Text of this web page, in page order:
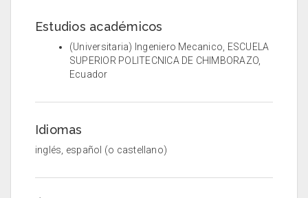
Estudios académicos
(Universitaria) Ingeniero Mecanico, ESCUELA
SUPERIOR POLITECNICA DE CHIMBORAZO,
Ecuador
Idiomas
inglés, español (o castellano)